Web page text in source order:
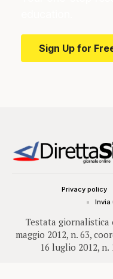
Sign Up for
Testata giornalistica
maggio 2012, n. 63,
16 luglio 2012, n.
Privacy policy
Invia